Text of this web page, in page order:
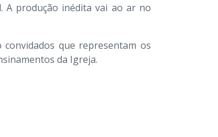
A produção inédita vai ao ar no
que representam os
da Igreja.